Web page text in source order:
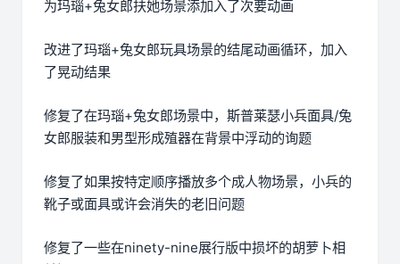
为玛瑙+兔女郎扶她场景添加入了次要动画
改进了玛瑙+兔女郎玩具场景的结尾动画循环，加入
了晃动结果
修复了在玛瑙+兔女郎场景中，斯普莱瑟小兵面具/兔
女郎服装和男型形成殖器在背景中浮动的询题
修复了如果按特定顺序播放多个成人物场景，小兵的
靴子或面具或许会消失的老旧问题
修复了一些在ninety-nine展行版中损坏的胡萝卜相